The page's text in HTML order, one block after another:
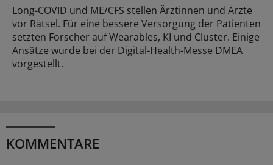
Long-COVID und ME/CFS stellen Ärztinnen und Ärzte
vor Rätsel. Für eine bessere Versorgung der Patienten
setzten Forscher auf Wearables, KI und Cluster. Einige
Ansätze wurde bei der Digital-Health-Messe DMEA
vorgestellt.
KOMMENTARE